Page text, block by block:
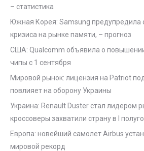
– статистика
Южная Корея: Samsung предупредила
кризиса на рынке памяти, – прогноз
США: Qualcomm объявила о
чипы с 1 сентября
Мировой рынок: лицензия на Patriot
повлияет на оборону Украины
Украина: Renault Duster стал лидером
кроссоверы захватили страну в I
Европа: новейший самолет Airbus
мировой рекорд